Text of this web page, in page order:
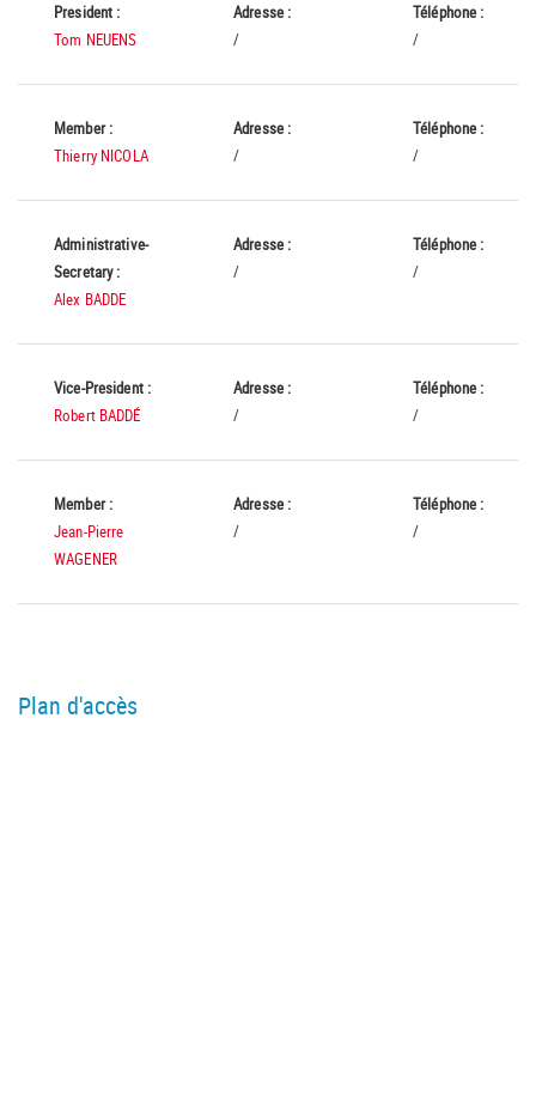
President :
Tom NEUENS
Adresse :
/
Téléphone :
/
Member :
Thierry NICOLA
Adresse :
/
Téléphone :
/
Administrative-
Secretary :
Alex BADDE
Adresse :
/
Téléphone :
/
Vice-President :
Robert BADDÉ
Adresse :
/
Téléphone :
/
Member :
Jean-Pierre
WAGENER
Adresse :
/
Téléphone :
/
Plan d'accès